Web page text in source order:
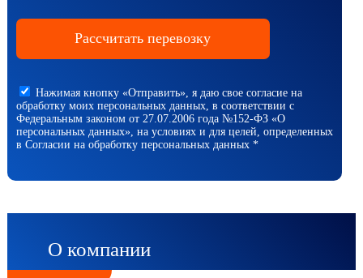
Нажимая кнопку «Отправить», я даю свое согласие на
обработку моих персональных данных, в соответствии с
Федеральным законом от 27.07.2006 года №152-ФЗ «О
персональных данных», на условиях и для целей, определенных
в Согласии на обработку персональных данных *
О компании